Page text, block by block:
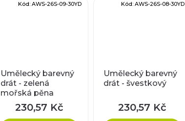
Umělecký barevný
drát - zelená
mořská pěna
230,57 Kč
Kód: AWS-26S-09-30YD
Umělecký barevný
drát - švestkový
230,57 Kč
Kód: AWS-26S-08-30YD